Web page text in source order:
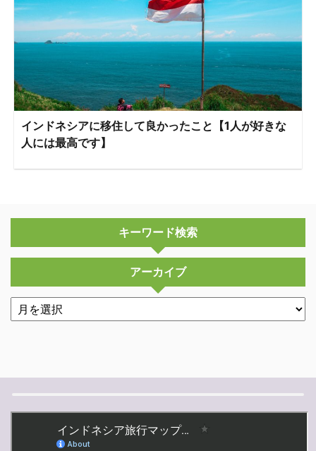
インドネシアに移住して良かったこと【1人が好きな
人には最高です】
キーワード検索
アーカイブ